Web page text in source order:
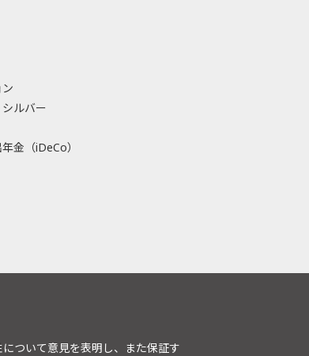
ルバー
金（iDeCo）
ついて意見を表明し、また保証す